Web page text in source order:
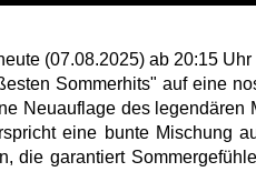
(07.08.2025) ab 20:15
Sommerhits" auf eine
Neuauflage des legendären
eine bunte Mischung
die garantiert